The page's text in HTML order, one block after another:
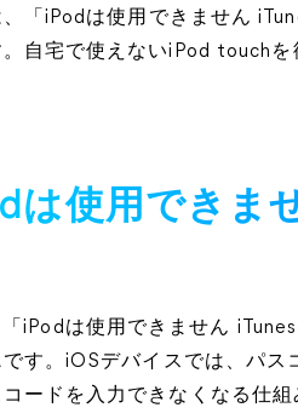
「iPodは使用できません
自宅で使えないiPod touch
は使用できま
iPodは使用できません
です。iOSデバイスでは、パス
ードを入力できなくなる仕組